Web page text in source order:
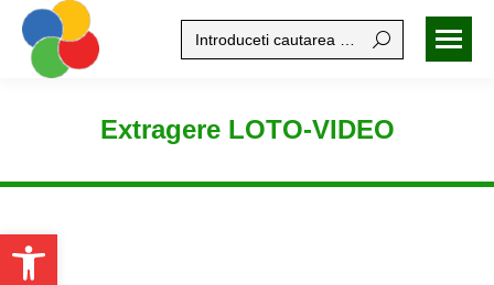
Open toolbar
Search:
Extragere LOTO-VIDEO